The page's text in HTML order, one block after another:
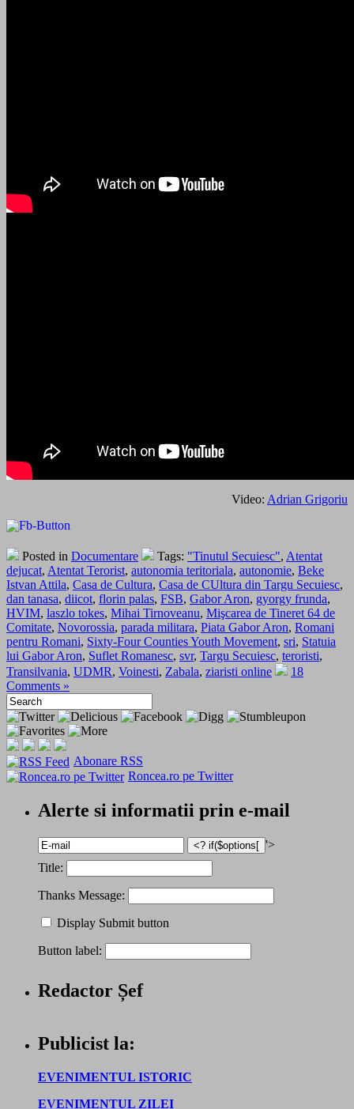
Video: Adrian Grigoriu
Posted in Documentare Tags: "Tinutul Secuiesc", Atentat
dejucat, Atentat Terorist, autonomia teritoriala, autonomie, Beke
Istvan Attila, Casa de Cultura, Casa de CUltura din Targu Secuiesc,
dan tanasa, diicot, florin palas, FSB, Gabor Aron, gyorgy frunda,
HVIM, laszlo tokes, Mihai Tirnoveanu, Mişcarea de Tineret 64 de
Comitate, Novorossia, parada militara, Piata Gabor Aron, Romani
pentru Romani, Sixty-Four Counties Youth Movement, sri, Statuia
lui Gabor Aron, Suflet Romanesc, svr, Targu Secuiesc, teroristi,
Transilvania, UDMR, Voinesti, Zabala, ziaristi online
18
Comments »
Abonare RSS
Roncea.ro pe Twitter
Alerte si informatii prin e-mail
'>
Title:
Thanks Message:
Display Submit button
Button label:
Redactor Șef
Publicist la:
EVENIMENTUL ISTORIC
EVENIMENTUL ZILEI